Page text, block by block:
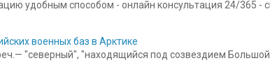
удобным способом - онлайн консультация 24/365 -
военных баз в Арктике
"северный", "находящийся под созвездием